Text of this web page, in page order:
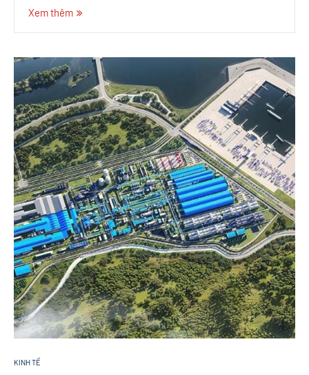
Xem thêm
KINH TẾ